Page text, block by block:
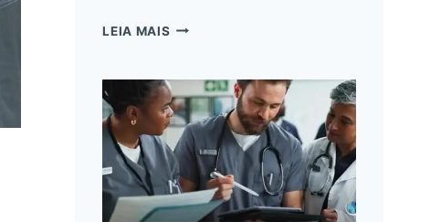
LEIA MAIS COMO
ARTIFICIAL
TRANSFORMA
A
INFORMÁTICA
CLÍNICA
NA
SAÚDE